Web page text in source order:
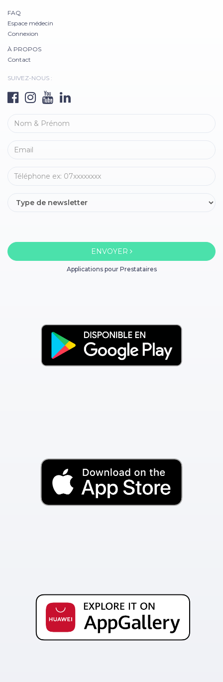
FAQ
Espace médecin
Connexion
À PROPOS
Contact
SUIVEZ-NOUS :
ENVOYER
Applications pour Prestataires